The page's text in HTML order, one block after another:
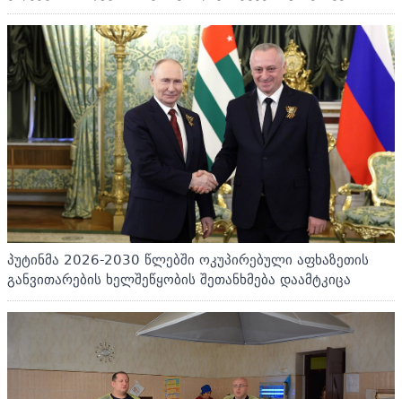
პუტინმა 2026-2030 წლებში ოკუპირებული აფხაზეთის
განვითარების ხელშეწყობის შეთანხმება დაამტკიცა